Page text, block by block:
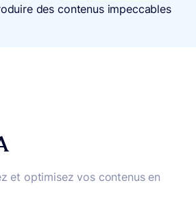
des contenus impeccables
et optimisez vos contenus en